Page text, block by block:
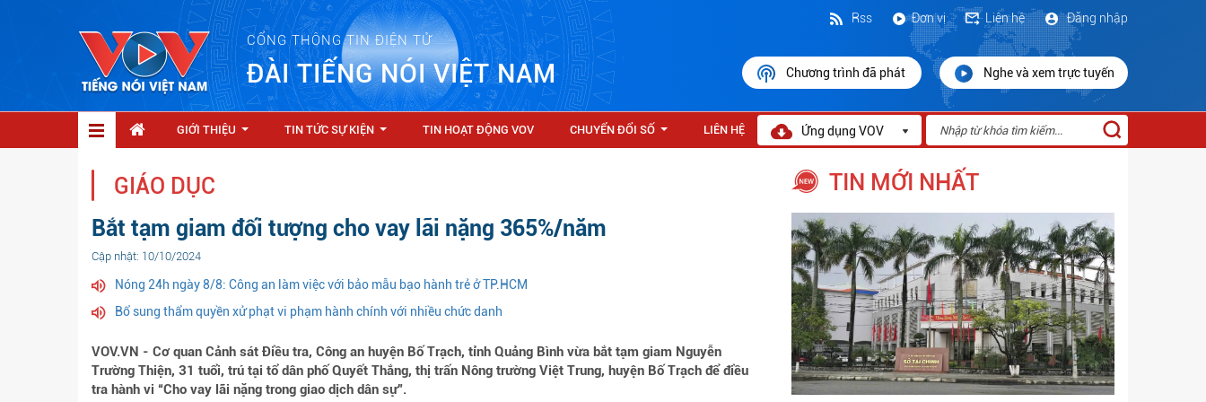
CỔNG THÔNG TIN ĐIỆN TỬ
ĐÀI TIẾNG NÓI VIỆT NAM
Đăng nhập
Liên hệ
Đơn vị
Rss
Chương trình đã phát Nghe và xem trực tuyến
GIỚI THIỆU TIN TỨC SỰ KIỆN TIN HOẠT ĐỘNG VOV CHUYỂN ĐỔI SỐ LIÊN HỆ Ứng dụng VOV
GIÁO DỤC
Bắt tạm giam đối tượng cho vay lãi nặng 365%/năm
Cập nhật: 10/10/2024
Nóng 24h ngày 8/8: Công an làm việc với bảo mẫu bạo hành trẻ ở TP.HCM
Bổ sung thẩm quyền xử phạt vi phạm hành chính với nhiều chức danh
VOV.VN - Cơ quan Cảnh sát Điều tra, Công an huyện Bố Trạch, tỉnh Quảng Bình vừa bắt tạm giam Nguyễn
Trường Thiện, 31 tuổi, trú tại tổ dân phố Quyết Thắng, thị trấn Nông trường Việt Trung, huyện Bố Trạch để điều
tra hành vi “Cho vay lãi nặng trong giao dịch dân sự”.
TIN MỚI NHẤT